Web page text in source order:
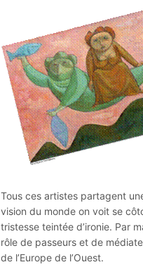
Tous ces artistes partagent
vision du monde on voit se
tristesse teintée d’ironie. Par
rôle de passeurs et de
de l’Europe de l’Ouest.